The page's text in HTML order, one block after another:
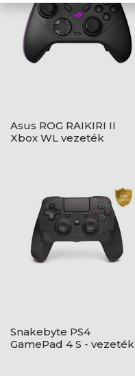
Asus ROG RAIKIRI II
Xbox WL vezeték
Snakebyte PS4
GamePad 4 S - vezeték